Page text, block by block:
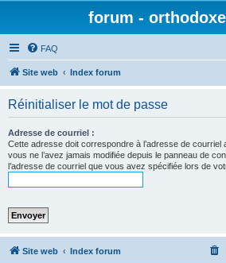
forum -
FAQ
Site web Index forum
Réinitialiser le mot de passe
Adresse de courriel :
Cette adresse doit correspondre à l’adresse de courriel
vous ne l’avez jamais modifiée depuis le panneau de
l’adresse de courriel que vous avez spécifiée lors de
Site web Index forum